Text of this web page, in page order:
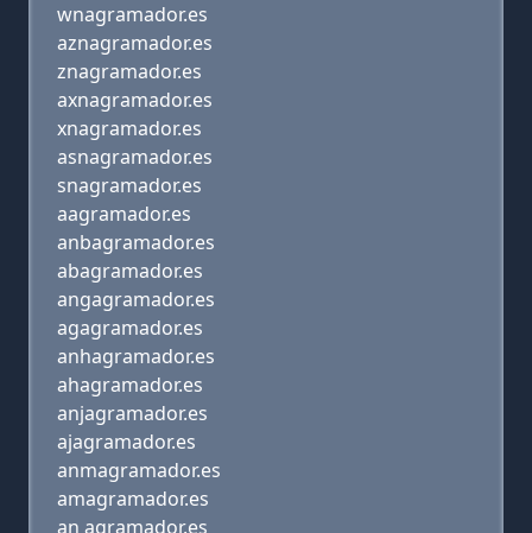
wnagramador.es
aznagramador.es
znagramador.es
axnagramador.es
xnagramador.es
asnagramador.es
snagramador.es
aagramador.es
anbagramador.es
abagramador.es
angagramador.es
agagramador.es
anhagramador.es
ahagramador.es
anjagramador.es
ajagramador.es
anmagramador.es
amagramador.es
an agramador.es